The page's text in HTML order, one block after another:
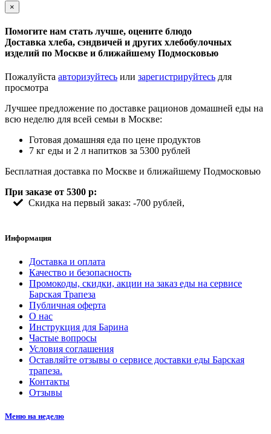
×
Помогите нам стать лучше, оцените блюдо
Доставка хлеба, сэндвичей и других хлебобулочных
изделий по Москве и ближайшему Подмосковью
Пожалуйста авторизуйтесь или зарегистрируйтесь для
просмотра
Лучшее предложение по доставке рационов домашней еды на
всю неделю для всей семьи в Москве:
Готовая домашняя еда по цене продуктов
7 кг еды и 2 л напитков за 5300 рублей
Бесплатная доставка по Москве и ближайшему Подмосковью
При заказе от 5300 р:
Скидка на первый заказ: -700 рублей,
Информация
Доставка и оплата
Качество и безопасность
Промокоды, скидки, акции на заказ еды на сервисе
Барская Трапеза
Публичная оферта
О нас
Инструкция для Барина
Частые вопросы
Условия соглашения
Оставляйте отзывы о сервисе доставки еды Барская
трапеза.
Контакты
Отзывы
Меню на неделю